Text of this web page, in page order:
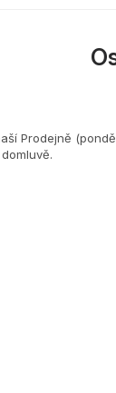
Prodejně